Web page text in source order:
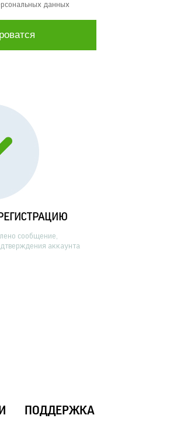
данных
сообщение,
аккаунта
ПОДДЕРЖКА